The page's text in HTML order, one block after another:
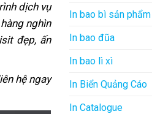
dịch vụ
nghìn
đẹp, ấn
hệ ngay
In bao bì sản phẩm
In bao đũa
In bao lì xì
In Biển Quảng Cáo
In Catalogue